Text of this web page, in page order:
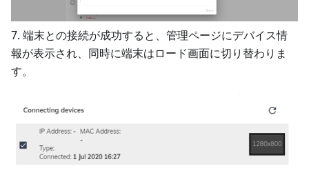
7. 端末との接続が成功すると、管理ページにデバイス情
報が表示され、同時に端末はロード画面に切り替わりま
す。